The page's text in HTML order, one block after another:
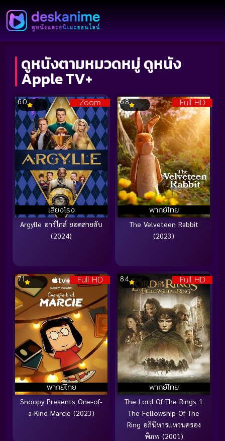
ดูหนังตามหมวดหมู่ ดูหนัง
Apple TV+
Zoom
เสียงโรง
6.0
Argylle อาร์ไกล์ ยอดสายลับ
(2024)
Full HD
พากย์ไทย
6.8
The Velveteen Rabbit
(2023)
Full HD
พากย์ไทย
7.1
Snoopy Presents One-of-
a-Kind Marcie (2023)
Full HD
พากย์ไทย
8.4
The Lord Of The Rings 1
The Fellowship Of The
Ring อภินิหารแหวนครอง
พิภพ (2001)